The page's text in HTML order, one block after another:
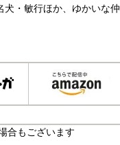
犬・敏行ほか、ゆかいな仲
合もございます